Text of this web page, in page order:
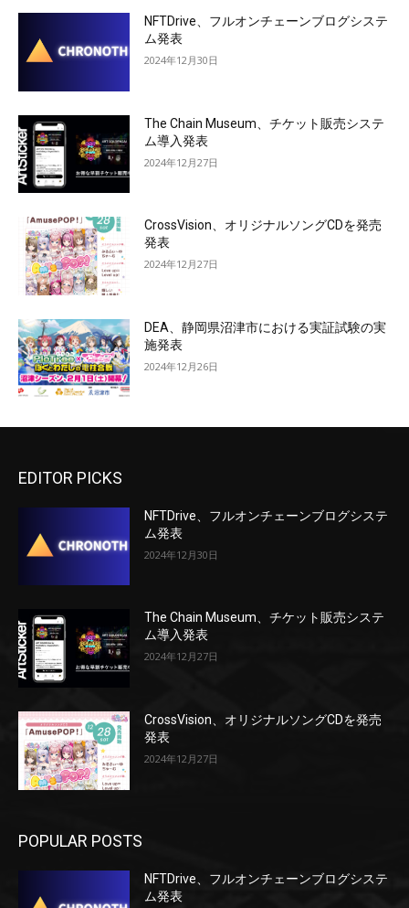
NFTDrive、フルオンチェーンブログシステ
ム発表
2024年12月30日
The Chain Museum、チケット販売システ
ム導入発表
2024年12月27日
CrossVision、オリジナルソングCDを発売
発表
2024年12月27日
DEA、静岡県沼津市における実証試験の実
施発表
2024年12月26日
EDITOR PICKS
NFTDrive、フルオンチェーンブログシステ
ム発表
2024年12月30日
The Chain Museum、チケット販売システ
ム導入発表
2024年12月27日
CrossVision、オリジナルソングCDを発売
発表
2024年12月27日
POPULAR POSTS
NFTDrive、フルオンチェーンブログシステ
ム発表